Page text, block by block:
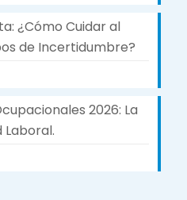
¿Cómo Cuidar al
de Incertidumbre?
2026: La
Laboral.